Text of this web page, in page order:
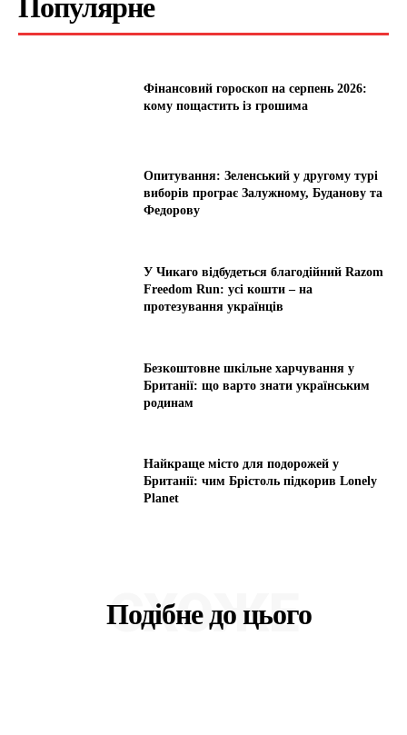
Популярне
Фінансовий гороскоп на серпень 2026:
кому пощастить із грошима
Опитування: Зеленський у другому турі
виборів програє Залужному, Буданову та
Федорову
У Чикаго відбудеться благодійний Razom
Freedom Run: усі кошти – на
протезування українців
Безкоштовне шкільне харчування у
Британії: що варто знати українським
родинам
Найкраще місто для подорожей у
Британії: чим Брістоль підкорив Lonely
Planet
Подібне до цього
СХОЖЕ